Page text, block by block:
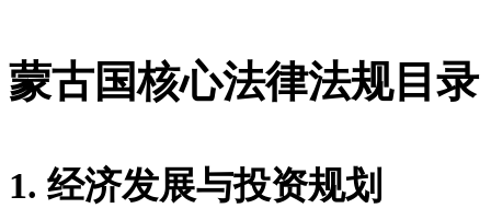
蒙古国核心法律法规目录
1. 经济发展与投资规划